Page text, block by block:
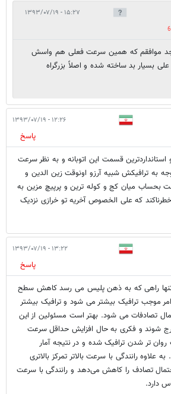
۱۵:۲۷ - ۱۳۹۳/۰۷/۱۹
6
موافقم که همین سرعت فعلی هم واسش
علی بسیار بد ساخته شده و اصلاً بزرگراه
۱۲:۲۶ - ۱۳۹۳/۰۷/۱۹
پاسخ
استانداردترین قسمت این اتوبانه و به نظر سرعت
به ترافیکش شبیه آرزو اونوقت زین الدین و
بحساب میان کج و کوله ترین و پرپیچ مزین به
خطرناکند که علی الخصوص آخریه تو خرازی نزدیک
۱۳:۲۲ - ۱۳۹۳/۰۷/۱۹
پاسخ
راهی که به ذهن پلیس می رسد کاهش سطح
موجب ترافیک بیشتر می شود و ترافیک بیشتر
تصادفات می شود. بهتر است مسئولین از این
شوند و فکری به حال افزایش حداقل سرعت
تر شدن ترافیک شده و در نتیجه آمار
علاوه رانندگی با سرعت بالاتر تمرکز بالاتری
احتمال تصادف را کاهش می‌دهد و رانندگی با سرعت
دارد.